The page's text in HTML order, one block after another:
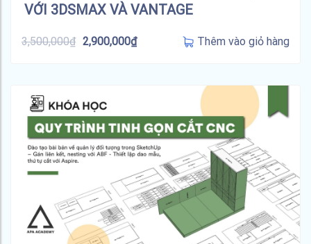
VỚI 3DSMAX VÀ VANTAGE
3,500,000₫ 2,900,000₫ Thêm vào giỏ hàng